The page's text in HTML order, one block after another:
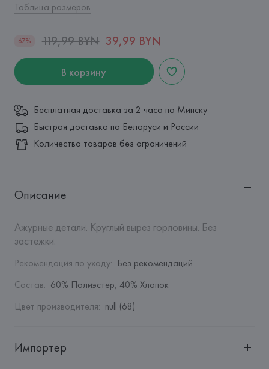
Таблица размеров
67% 119,99 BYN 39,99 BYN
В корзину
Бесплатная доставка за 2 часа по Минску
Быстрая доставка по Беларуси и России
Количество товаров без ограничений
Описание
Ажурные детали. Круглый вырез горловины. Без
застежки.
Рекомендация по уходу: Без рекомендаций
Состав: 60% Полиэстер, 40% Хлопок
Цвет производителя: null (68)
Импортер